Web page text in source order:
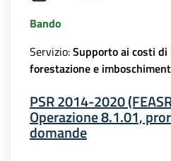
Bando
Servizio:Supporto ai costi
forestazione e
PSR 2014-2020
Operazione 8.1.01,
domande